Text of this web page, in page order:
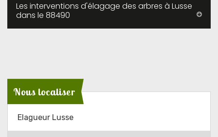
Les interventions d'élagage des arbres à Lusse
dans le 88490
Nous localiser
Elagueur Lusse